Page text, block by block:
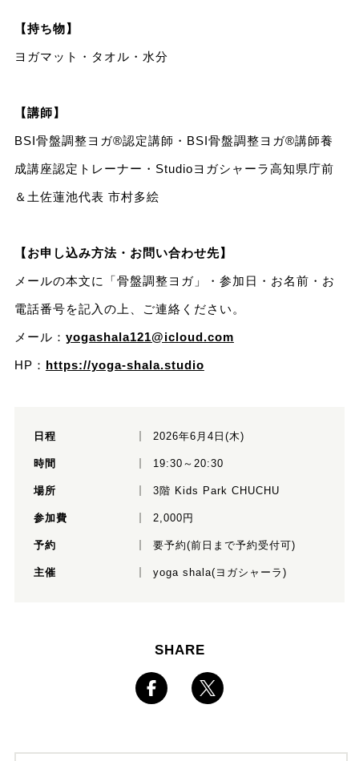
【持ち物】
ヨガマット・タオル・水分
【講師】
BSI骨盤調整ヨガ®認定講師・BSI骨盤調整ヨガ®講師養
成講座認定トレーナー・Studioヨガシャーラ高知県庁前
＆土佐蓮池代表 市村多絵
【お申し込み方法・お問い合わせ先】
メールの本文に「骨盤調整ヨガ」・参加日・お名前・お
電話番号を記入の上、ご連絡ください。
メール： yogashala121@icloud.com
HP： https://yoga-shala.studio
日程 2026年6月4日(木)
時間 19:30～20:30
場所 3階 Kids Park CHUCHU
参加費 2,000円
予約 要予約(前日まで予約受付可)
主催 yoga shala(ヨガシャーラ)
SHARE